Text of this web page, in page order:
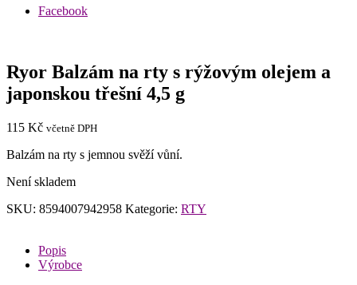
Facebook
Ryor Balzám na rty s rýžovým olejem a
japonskou třešní 4,5 g
115 Kč včetně DPH
Balzám na rty s jemnou svěží vůní.
Není skladem
SKU: 8594007942958 Kategorie: RTY
Popis
Výrobce